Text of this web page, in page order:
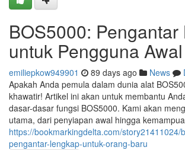
BOS5000:
untuk Pengguna Awal
emiliepkow949901 89 days ago News
Apakah Anda pemula dalam dunia alat
khawatir! Artikel ini akan untuk membantu
dasar-dasar fungsi BOS5000. Kami akan
utama, dari penyiapan awal hingga
https://bookmarkingdelta.com/story21411024/
pengantar-lengkap-untuk-orang-baru